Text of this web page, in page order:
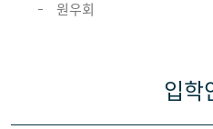
원우회
입학